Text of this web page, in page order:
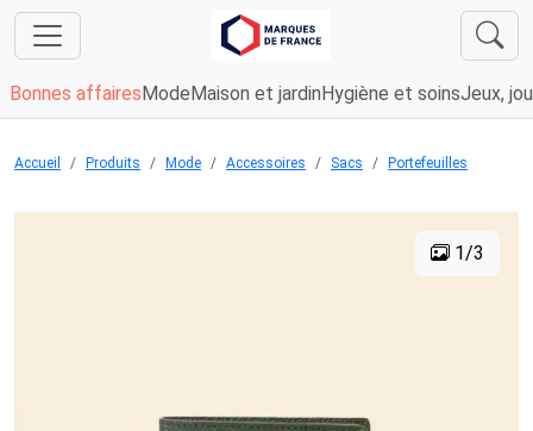
Bonnes affaires Mode Maison et jardin Hygiène et soinsJeux,
Accueil Produits Mode Accessoires Sacs Portefeuilles
1/3